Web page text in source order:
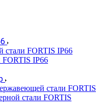
стали FORTIS IP66
FORTIS IP66
стали FORTIS
стали FORTIS